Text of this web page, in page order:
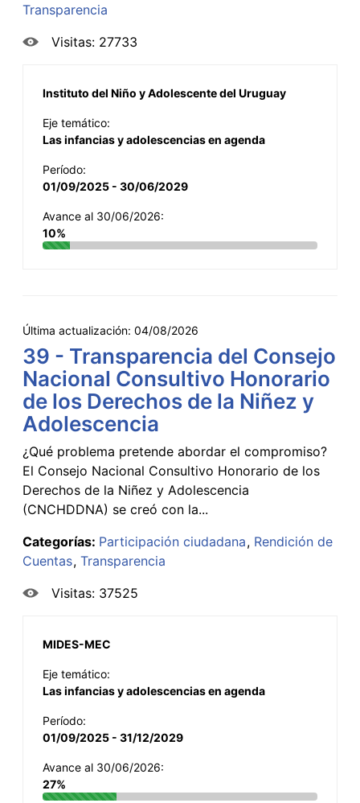
Transparencia
Visitas: 27733
Instituto del Niño y Adolescente del Uruguay
Eje temático:
Las infancias y adolescencias en agenda
Período:
01/09/2025 - 30/06/2029
Avance al 30/06/2026:
10%
Última actualización: 04/08/2026
39 - Transparencia del Consejo
Nacional Consultivo Honorario
de los Derechos de la Niñez y
Adolescencia
¿Qué problema pretende abordar el compromiso?
El Consejo Nacional Consultivo Honorario de los
Derechos de la Niñez y Adolescencia
(CNCHDDNA) se creó con la...
Categorías: Participación ciudadana Rendición de
Cuentas Transparencia
Visitas: 37525
MIDES-MEC
Eje temático:
Las infancias y adolescencias en agenda
Período:
01/09/2025 - 31/12/2029
Avance al 30/06/2026:
27%